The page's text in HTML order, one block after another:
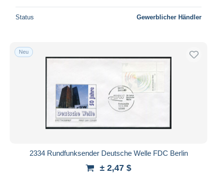
Status Gewerblicher Händler
Neu
2334 Rundfunksender Deutsche Welle FDC Berlin
± 2,47 $